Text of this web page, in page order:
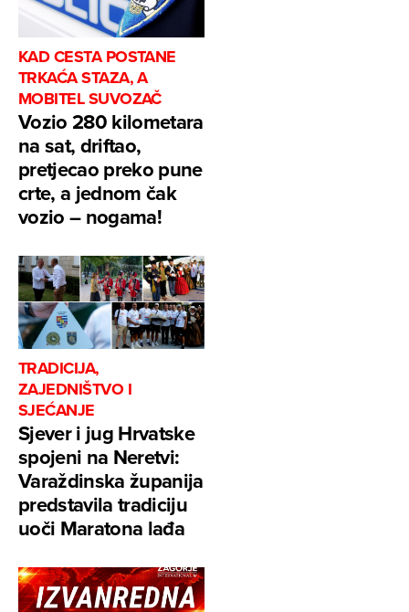
KAD CESTA POSTANE
TRKAĆA STAZA, A
MOBITEL SUVOZAČ
Vozio 280 kilometara
na sat, driftao,
pretjecao preko pune
crte, a jednom čak
vozio – nogama!
TRADICIJA,
ZAJEDNIŠTVO I
SJEĆANJE
Sjever i jug Hrvatske
spojeni na Neretvi:
Varaždinska županija
predstavila tradiciju
uoči Maratona lađa